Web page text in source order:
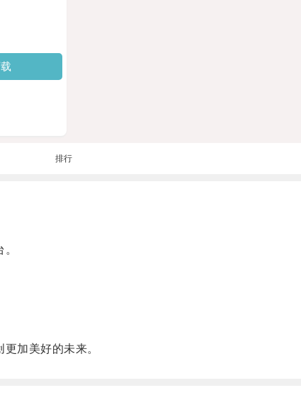
排行
加美好的未来。